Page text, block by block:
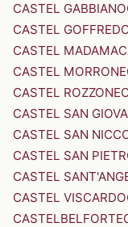
CASTEL GABBIANO
CASTEL
CASTEL MADAMA
CASTEL MORRONE
CASTEL ROZZONE
CASTEL SAN
CASTEL SAN
CASTEL SAN
CASTEL
CASTEL VISCARDO
CASTELBELFORTE